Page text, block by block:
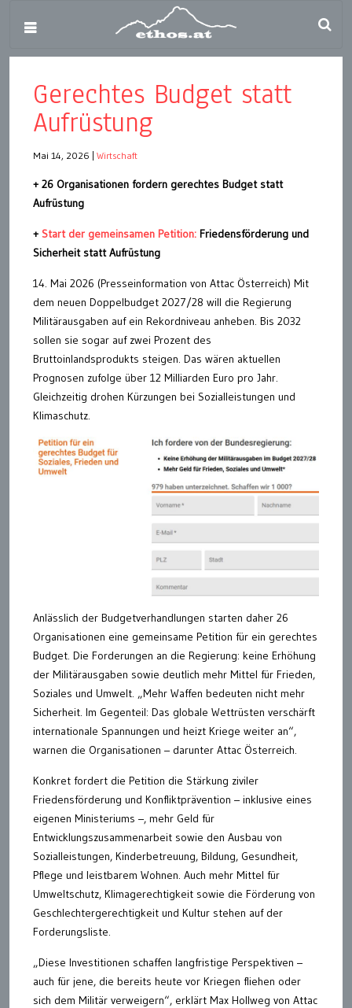
Gerechtes Budget statt
Aufrüstung
Mai 14, 2026 Wirtschaft
+ 26 Organisationen fordern gerechtes Budget statt
Aufrüstung
+ Start der gemeinsamen Petition: Friedensförderung und
Sicherheit statt Aufrüstung
14. Mai 2026 (Presseinformation von Attac Österreich) Mit
dem neuen Doppelbudget 2027/28 will die Regierung
Militärausgaben auf ein Rekordniveau anheben. Bis 2032
sollen sie sogar auf zwei Prozent des
Bruttoinlandsprodukts steigen. Das wären aktuellen
Prognosen zufolge über 12 Milliarden Euro pro Jahr.
Gleichzeitig drohen Kürzungen bei Sozialleistungen und
Klimaschutz.
Anlässlich der Budgetverhandlungen starten daher 26
Organisationen eine gemeinsame Petition für ein gerechtes
Budget. Die Forderungen an die Regierung: keine Erhöhung
der Militärausgaben sowie deutlich mehr Mittel für Frieden,
Soziales und Umwelt. „Mehr Waffen bedeuten nicht mehr
Sicherheit. Im Gegenteil: Das globale Wettrüsten verschärft
internationale Spannungen und heizt Kriege weiter an“,
warnen die Organisationen – darunter Attac Österreich.
Konkret fordert die Petition die Stärkung ziviler
Friedensförderung und Konfliktprävention – inklusive eines
eigenen Ministeriums –, mehr Geld für
Entwicklungszusammenarbeit sowie den Ausbau von
Sozialleistungen, Kinderbetreuung, Bildung, Gesundheit,
Pflege und leistbarem Wohnen. Auch mehr Mittel für
Umweltschutz, Klimagerechtigkeit sowie die Förderung von
Geschlechtergerechtigkeit und Kultur stehen auf der
Forderungsliste.
„Diese Investitionen schaffen langfristige Perspektiven –
auch für jene, die bereits heute vor Kriegen fliehen oder
sich dem Militär verweigern“, erklärt Max Hollweg von Attac